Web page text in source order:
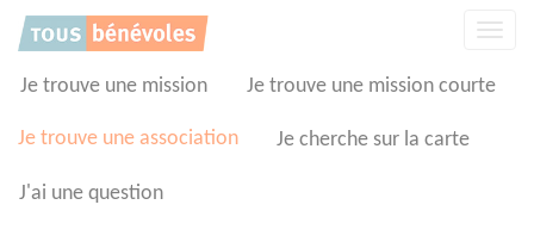
Je trouve une mission Je trouve une mission courte
Je trouve une association Je cherche sur la carte
J'ai une question
Panneau de gestion des cookies